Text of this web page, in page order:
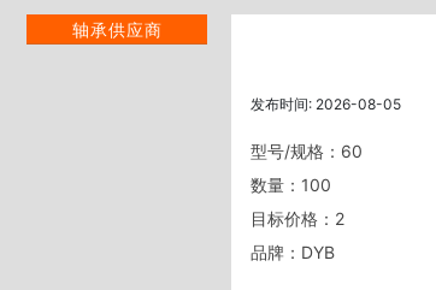
轴承供应商
发布时间: 2026-08-05
型号/规格：60
数量：100
目标价格：2
品牌：DYB